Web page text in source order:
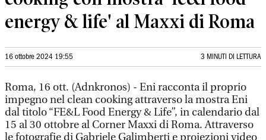
energy & life' al Maxxi di Roma
16 ottobre 2024 19:55 3 MINUTI DI LETTURA
Roma, 16 ott. (Adnkronos) - Eni racconta il proprio
impegno nel clean cooking attraverso la mostra Eni
dal titolo “FE&L Food Energy & Life”, in calendario dal
15 al 30 ottobre al Corner Maxxi di Roma. Attraverso
le fotografie di Gabriele Galimberti e proiezioni video